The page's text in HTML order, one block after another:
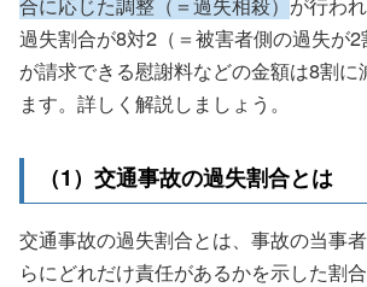
過失割合が8対2（＝被害者側の過失が
が請求できる慰謝料などの金額は8割に
ます。詳しく解説しましょう。
（1）交通事故の過失割合とは
交通事故の過失割合とは、事故の当事
らにどれだけ責任があるかを示した割